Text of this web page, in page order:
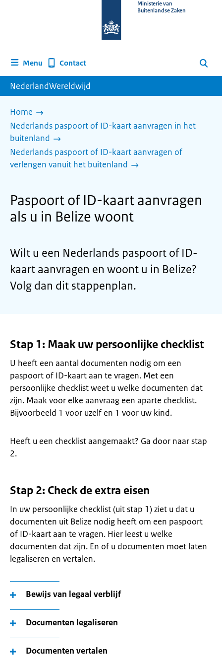
homepage
Ministerie van
Buitenlandse Zaken
Menu Contact Zoeken
NederlandWereldwijd
Home
Nederlands paspoort of ID-kaart aanvragen in het
buitenland
Nederlands paspoort of ID-kaart aanvragen of
verlengen vanuit het buitenland
Paspoort of ID-kaart aanvragen
als u in Belize woont
Wilt u een Nederlands paspoort of ID-
kaart aanvragen en woont u in Belize?
Volg dan dit stappenplan.
Stap 1: Maak uw persoonlijke checklist
U heeft een aantal documenten nodig om een
paspoort of ID-kaart aan te vragen. Met een
persoonlijke checklist weet u welke documenten dat
zijn. Maak voor elke aanvraag een aparte checklist.
Bijvoorbeeld 1 voor uzelf en 1 voor uw kind.
Heeft u een checklist aangemaakt? Ga door naar stap
2.
Stap 2: Check de extra eisen
In uw persoonlijke checklist (uit stap 1) ziet u dat u
documenten uit Belize nodig heeft om een paspoort
of ID-kaart aan te vragen. Hier leest u welke
documenten dat zijn. En of u documenten moet laten
legaliseren en vertalen.
Bewijs van legaal verblijf
Documenten legaliseren
Documenten vertalen